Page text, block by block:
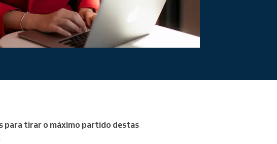
Ler mais
para tirar o máximo partido destas